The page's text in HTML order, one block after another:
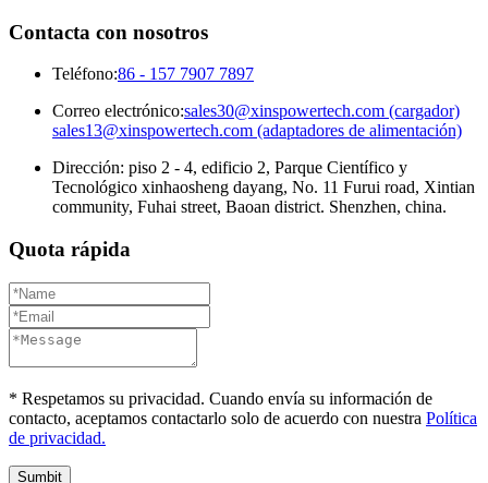
Contacta con nosotros
Teléfono:86 - 157 7907 7897
Correo electrónico:sales30@xinspowertech.com (cargador)
sales13@xinspowertech.com (adaptadores de alimentación)
Dirección: piso 2 - 4, edificio 2, Parque Científico y
Tecnológico xinhaosheng dayang, No. 11 Furui road, Xintian
community, Fuhai street, Baoan district. Shenzhen, china.
Quota rápida
* Respetamos su privacidad. Cuando envía su información de
contacto, aceptamos contactarlo solo de acuerdo con nuestra Política
de privacidad.